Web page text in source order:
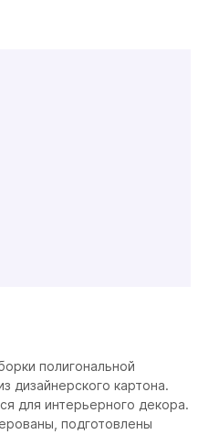
полигональной
дизайнерского картона.
для интерьерного декора.
подготовлены